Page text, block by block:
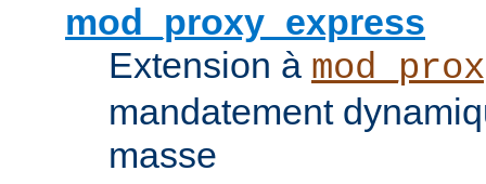
mod_proxy_express
Extension à
mandatement
masse